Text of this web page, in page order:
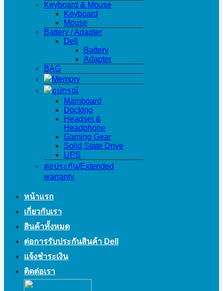
Keyboard & Mouse
Keyboard
Mouse
Battery / Adapter
Dell
Battery
Adapter
BAG
Memory
อุปกรณ์
Mainboard
Docking
Headset &
Headphone
Gaming Gear
Solid State Drive
UPS
ต่อประกัน/Extended
warranty
หน้าแรก
เกี่ยวกับเรา
สินค้าทั้งหมด
ต่อการรับประกันสินค้า Dell
แจ้งชำระเงิน
ติดต่อเรา